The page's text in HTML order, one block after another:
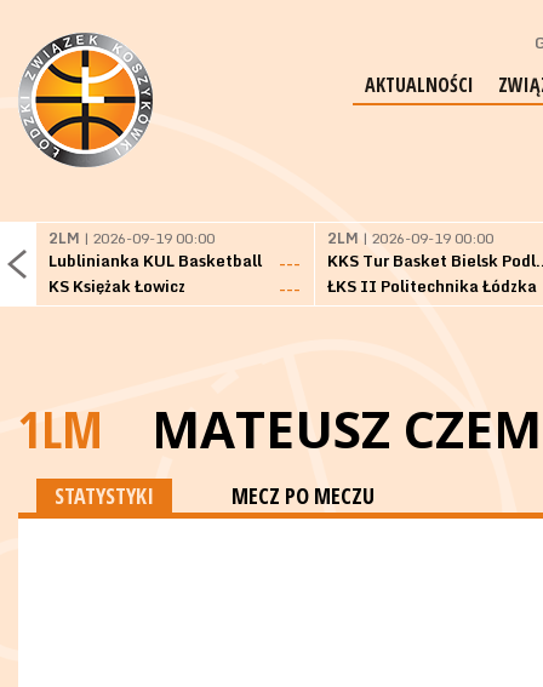
AKTUALNOŚCI
2LM | 2026-09-19 00:00
Lublinianka KUL Basketball
---
KS Księżak Łowicz
---
2LM | 2026-09-19 00:00
KKS Tur
ŁKS II Politechnika Łódzka
1LM MATEUSZ
STATYSTYKI MECZ PO MECZU